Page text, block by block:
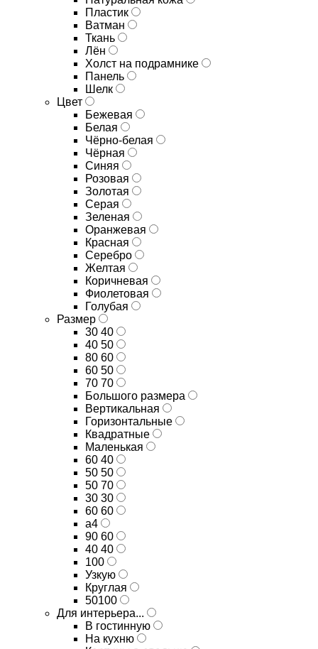
Пластик
Ватман
Ткань
Лён
Холст на подрамнике
Панель
Шелк
Цвет
Бежевая
Белая
Чёрно-белая
Чёрная
Синяя
Розовая
Золотая
Серая
Зеленая
Оранжевая
Красная
Серебро
Желтая
Коричневая
Фиолетовая
Голубая
Размер
30 40
40 50
80 60
60 50
70 70
Большого размера
Вертикальная
Горизонтальные
Квадратные
Маленькая
60 40
50 50
50 70
30 30
60 60
а4
90 60
40 40
100
Узкую
Круглая
50100
Для интерьера...
В гостинную
На кухню